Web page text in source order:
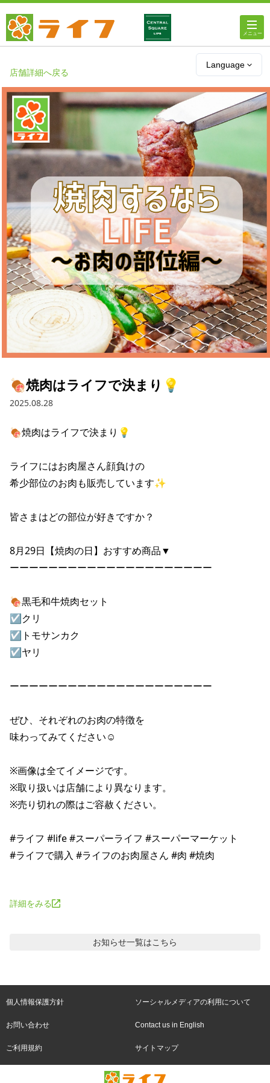
Language
店舗・チラシ情報
オンラインストア
ライフ ネットスーパー
企業情報
IR情報
採用情報
お問い合わせ
Contact us in English
店舗詳細へ戻る
🍖焼肉はライフで決まり💡
2025.08.28
🍖焼肉はライフで決まり💡
ライフにはお肉屋さん顔負けの
希少部位のお肉も販売しています✨
皆さまはどの部位が好きですか？
8月29日【焼肉の日】おすすめ商品▼
ーーーーーーーーーーーーーーーーーーーーー
🍖黒毛和牛焼肉セット
☑クリ
☑トモサンカク
☑ヤリ
ーーーーーーーーーーーーーーーーーーーーー
ぜひ、それぞれのお肉の特徴を
味わってみてください☺
※画像は全てイメージです。
※取り扱いは店舗により異なります。
※売り切れの際はご容赦ください。
#ライフ #life #スーパーライフ #スーパーマーケット
#ライフで購入 #ライフのお肉屋さん #肉 #焼肉
詳細をみる
お知らせ一覧はこちら
個人情報保護方針 ソーシャルメディアの利用について
お問い合わせ Contact us in English
ご利用規約 サイトマップ